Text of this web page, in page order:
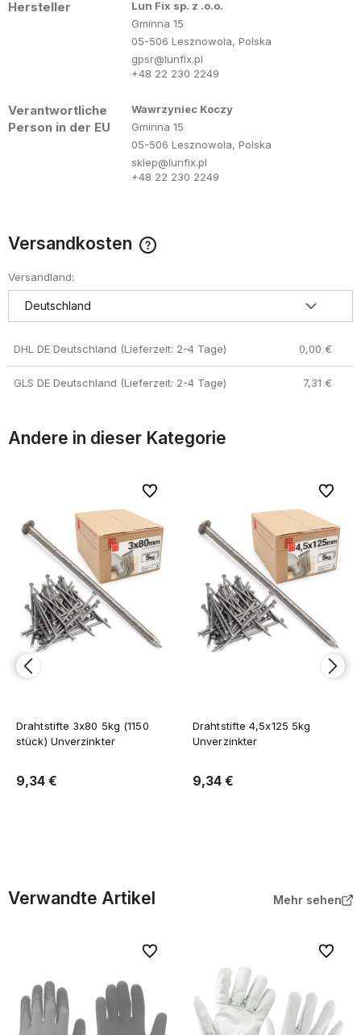
Hersteller
Lun Fix sp. z .o.o.
Gminna 15
05-506 Lesznowola, Polska
gpsr@lunfix.pl
+48 22 230 2249
Verantwortliche
Person in der EU
Wawrzyniec Koczy
Gminna 15
05-506 Lesznowola, Polska
sklep@lunfix.pl
+48 22 230 2249
Versandkosten
Zahlungskosten
Versandland:
DHL DE Deutschland (Lieferzeit: 2-4 Tage) 0,00 €
GLS DE Deutschland (Lieferzeit: 2-4 Tage) 7,31 €
Andere in dieser Kategorie
Drahtstifte 3x80 5kg (1150
stück) Unverzinkter
9,34 €
Zu Favoriten
Zu Favoriten
Drahtstifte 4,5x125 5kg
Unverzinkter
9,34 €
Zu
Zu
Verwandte Artikel Mehr sehen
Zu Favoriten Zu